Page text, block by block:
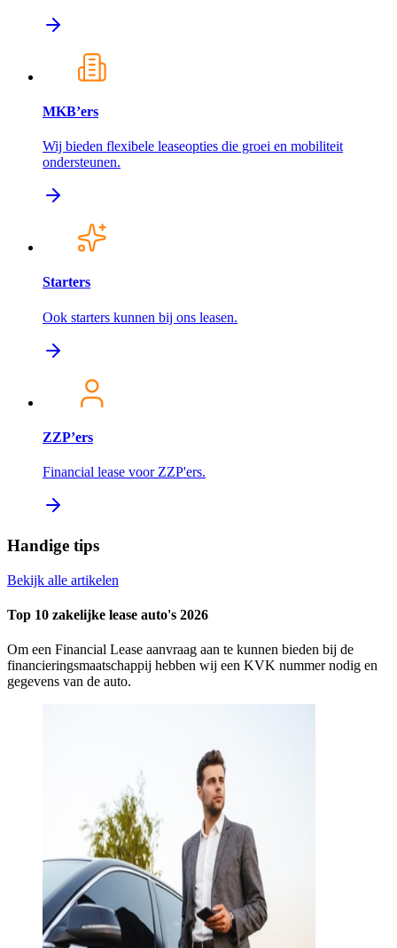
MKB’ers
Wij bieden flexibele leaseopties die groei en mobiliteit
ondersteunen.
Starters
Ook starters kunnen bij ons leasen.
ZZP’ers
Financial lease voor ZZP'ers.
Handige tips
Bekijk alle artikelen
Top 10 zakelijke lease auto's 2026
Om een Financial Lease aanvraag aan te kunnen bieden bij de
financieringsmaatschappij hebben wij een KVK nummer nodig en
gegevens van de auto.